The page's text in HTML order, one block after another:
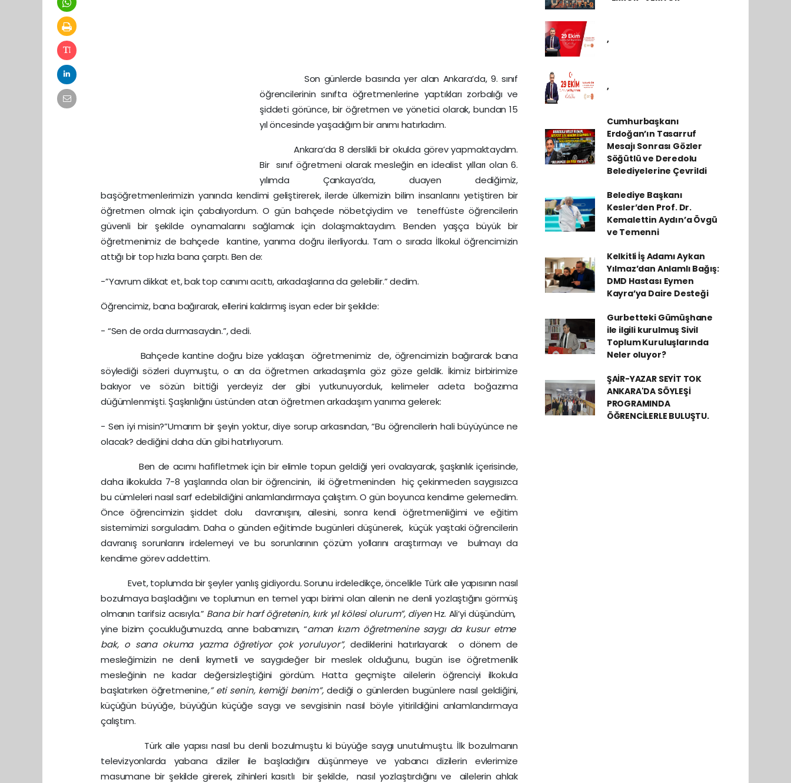
Son günlerde basında yer alan Ankara’da, 9. sınıf
öğrencilerinin sınıfta öğretmenlerine yaptıkları zorbalığı ve
şiddeti görünce, bir öğretmen ve yönetici olarak, bundan 15
yıl öncesinde yaşadığım bir anımı hatırladım.
Ankara’da 8 derslikli bir okulda görev yapmaktaydım.
Bir sınıf öğretmeni olarak mesleğin en idealist yılları olan 6.
yılımda Çankaya’da, duayen dediğimiz,
başöğretmenlerimizin yanında kendimi geliştirerek, ilerde ülkemizin bilim insanlarını yetiştiren bir
öğretmen olmak için çabalıyordum. O gün bahçede nöbetçiydim ve teneffüste öğrencilerin
güvenli bir şekilde oynamalarını sağlamak için dolaşmaktaydım. Benden yaşça büyük bir
öğretmenimiz de bahçede kantine, yanıma doğru ilerliyordu. Tam o sırada İlkokul öğrencimizin
attığı bir top hızla bana çarptı. Ben de:
-”Yavrum dikkat et, bak top canımı acıttı, arkadaşlarına da gelebilir.” dedim.
Öğrencimiz, bana bağırarak, ellerini kaldırmış isyan eder bir şekilde:
- “Sen de orda durmasaydın.”, dedi.
Bahçede kantine doğru bize yaklaşan öğretmenimiz de, öğrencimizin bağırarak bana
söylediği sözleri duymuştu, o an da öğretmen arkadaşımla göz göze geldik. İkimiz birbirimize
bakıyor ve sözün bittiği yerdeyiz der gibi yutkunuyorduk, kelimeler adeta boğazıma
düğümlenmişti. Şaşkınlığını üstünden atan öğretmen arkadaşım yanıma gelerek:
- Sen iyi misin?”Umarım bir şeyin yoktur, diye sorup arkasından, “Bu öğrencilerin hali büyüyünce ne
olacak? dediğini daha dün gibi hatırlıyorum.
Ben de acımı hafifletmek için bir elimle topun geldiği yeri ovalayarak, şaşkınlık içerisinde,
daha ilkokulda 7-8 yaşlarında olan bir öğrencinin, iki öğretmeninden hiç çekinmeden saygısızca
bu cümleleri nasıl sarf edebildiğini anlamlandırmaya çalıştım. O gün boyunca kendime gelemedim.
Önce öğrencimizin şiddet dolu davranışını, ailesini, sonra kendi öğretmenliğimi ve eğitim
sistemimizi sorguladım. Daha o günden eğitimde bugünleri düşünerek, küçük yaştaki öğrencilerin
davranış sorunlarını irdelemeyi ve bu sorunlarının çözüm yollarını araştırmayı ve bulmayı da
kendime görev addettim.
Evet, toplumda bir şeyler yanlış gidiyordu. Sorunu irdeledikçe, öncelikle Türk aile yapısının nasıl
bozulmaya başladığını ve toplumun en temel yapı birimi olan ailenin ne denli yozlaştığını görmüş
olmanın tarifsiz acısıyla.” Bana bir harf öğretenin, kırk yıl kölesi olurum”, diyenHz. Ali’yi düşündüm,
yine bizim çocukluğumuzda, anne babamızın, “aman kızım öğretmenine saygı da kusur etme
bak, o sana okuma yazma öğretiyor çok yoruluyor”,dediklerini hatırlayarak o dönem de
mesleğimizin ne denli kıymetli ve saygıdeğer bir meslek olduğunu, bugün ise öğretmenlik
mesleğinin ne kadar değersizleştiğini gördüm. Hatta geçmişte ailelerin öğrenciyi ilkokula
başlatırken öğretmenine,” eti senin, kemiği benim”,dediği o günlerden bugünlere nasıl geldiğini,
küçüğün büyüğe, büyüğün küçüğe saygı ve sevgisinin nasıl böyle yitirildiğini anlamlandırmaya
çalıştım.
Türk aile yapısı nasıl bu denli bozulmuştu ki büyüğe saygı unutulmuştu. İlk bozulmanın
televizyonlarda yabancı diziler ile başladığını düşünmeye ve yabancı dizilerin evlerimize
masumane bir şekilde girerek, zihinleri kasıtlı bir şekilde, nasıl yozlaştırdığını ve ailelerin ahlak
,
,
Cumhurbaşkanı
Erdoğan’ın Tasarruf
Mesajı Sonrası Gözler
Söğütlü ve Deredolu
Belediyelerine Çevrildi
Belediye Başkanı
Kesler’den Prof. Dr.
Kemalettin Aydın’a Övgü
ve Temenni
Kelkitli İş Adamı Aykan
Yılmaz’dan Anlamlı Bağış:
DMD Hastası Eymen
Kayra’ya Daire Desteği
Gurbetteki Gümüşhane
ile ilgili kurulmuş Sivil
Toplum Kuruluşlarında
Neler oluyor?
ŞAİR-YAZAR SEYİT TOK
ANKARA'DA SÖYLEŞİ
PROGRAMINDA
ÖĞRENCİLERLE BULUŞTU.